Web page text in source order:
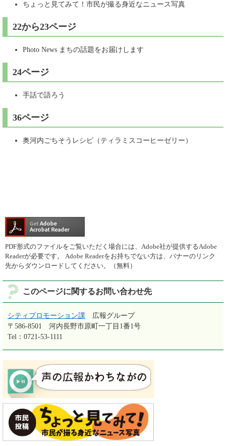
ちょっと見てみて！市民が撮る身近なニュース写真
22から23ページ
Photo News まちの話題をお届けします
24ページ
手話で語ろう
36ページ
奥河内ごちそうレシピ（ティラミスコーヒーゼリー）
PDF形式のファイルをご覧いただく場合には、Adobe社が提供するAdobe
Readerが必要です。
Adobe Readerをお持ちでない方は、バナーのリンク
先からダウンロードしてください。（無料）
このページに関するお問い合わせ先
シティプロモーション課
広報グループ
〒586-8501
河内長野市原町一丁目1番1号
Tel：0721-53-1111